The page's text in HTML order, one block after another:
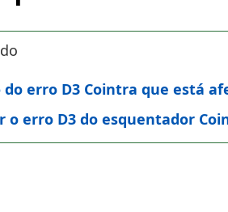
erro D3 Cointra que está
o erro D3 do esquentador